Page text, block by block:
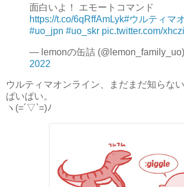
面白いよ！ エモートコマンド
https://t.co/6qRffAmLyk#ウルティマ
#uo_jpn #uo_skr pic.twitter.com/
— lemonの缶詰 (@lemon_family_uo)
2022
ウルティマオンライン、まだまだ知らな
ぱいぱい。
ヽ(=´▽`=)ﾉ